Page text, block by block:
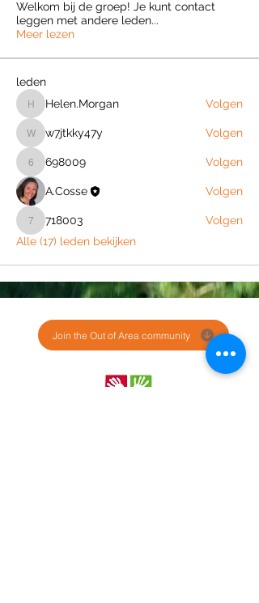
Welkom bij de groep! Je kunt contact
leggen met andere leden...
Meer lezen
leden
Helen.Morgan
Helen.Morgan Volgen
w7jtkky47y
w7jtkky47y Volgen
698009
698009 Volgen
A.Cosse Volgen
718003
718003
Volgen
Alle (17) leden bekijken
Join the Out of Area community